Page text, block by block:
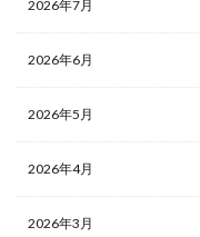
2026年7月
2026年6月
2026年5月
2026年4月
2026年3月